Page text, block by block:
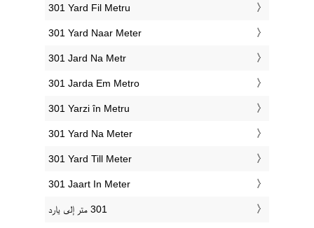
‎301 Yard Fil Metru
‎301 Yard Naar Meter
‎301 Jard Na Metr
‎301 Jarda Em Metro
‎301 Yarzi în Metru
‎301 Yard Na Meter
‎301 Yard Till Meter
‎301 Jaart In Meter